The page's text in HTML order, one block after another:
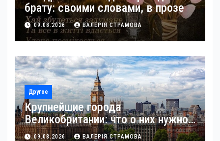
брату: своими словами, в прозе
09.08.2026 ВАЛЕРІЯ СТРАМОВА
Другое
Крупнейшие города
Великобритании: что о них нужно
знать
09.08.2026 ВАЛЕРІЯ СТРАМОВА